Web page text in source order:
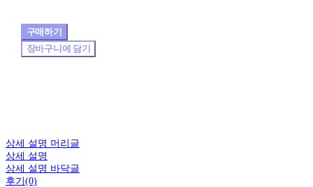
구매하기
장바구니에 담기
상세 설명 머리글
상세 설명
상세 설명 바닥글
후기(0)